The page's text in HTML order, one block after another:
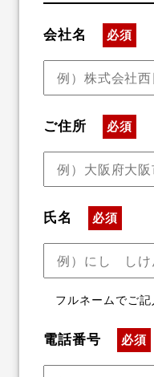
会社名 必須
ご住所 必須
氏名 必須
フルネームでご記
電話番号 必須